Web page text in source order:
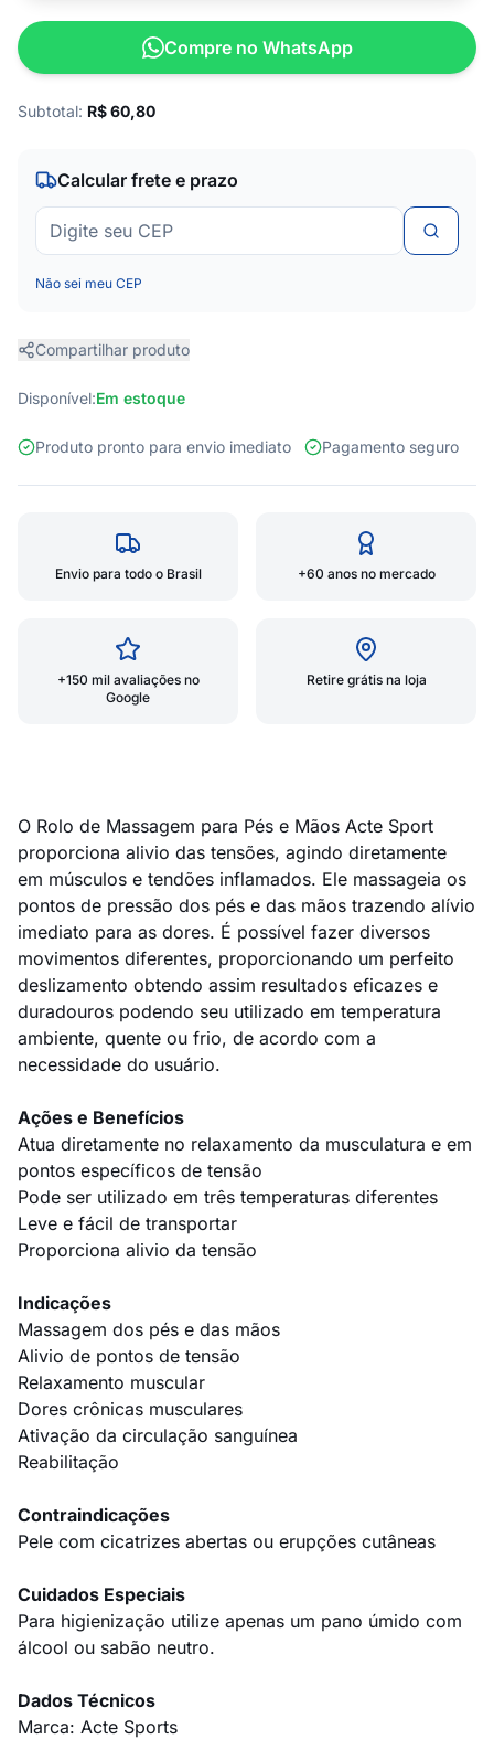
Compre no WhatsApp
Subtotal: R$60,80
Calcular frete e prazo
Não sei meu CEP
Compartilhar produto
Disponível:Em estoque
Produto pronto para envio imediato Pagamento seguro
Envio para todo o Brasil +60 anos no mercado
+150 mil avaliações no
Google
Retire grátis na loja
O Rolo de Massagem para Pés e Mãos Acte Sport
proporciona alivio das tensões, agindo diretamente
em músculos e tendões inflamados. Ele massageia os
pontos de pressão dos pés e das mãos trazendo alívio
imediato para as dores. É possível fazer diversos
movimentos diferentes, proporcionando um perfeito
deslizamento obtendo assim resultados eficazes e
duradouros podendo seu utilizado em temperatura
ambiente, quente ou frio, de acordo com a
necessidade do usuário.
Ações e Benefícios
Atua diretamente no relaxamento da musculatura e em
pontos específicos de tensão
Pode ser utilizado em três temperaturas diferentes
Leve e fácil de transportar
Proporciona alivio da tensão
Indicações
Massagem dos pés e das mãos
Alivio de pontos de tensão
Relaxamento muscular
Dores crônicas musculares
Ativação da circulação sanguínea
Reabilitação
Contraindicações
Pele com cicatrizes abertas ou erupções cutâneas
Cuidados Especiais
Para higienização utilize apenas um pano úmido com
álcool ou sabão neutro.
Dados Técnicos
Marca: Acte Sports